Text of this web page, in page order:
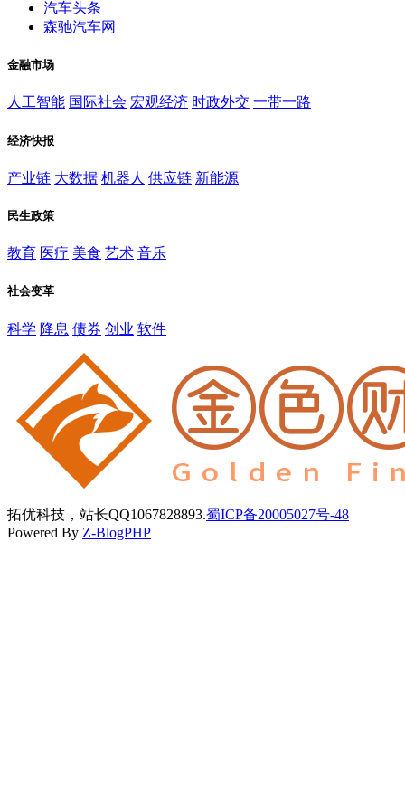
汽车头条
森驰汽车网
金融市场
人工智能 国际社会 宏观经济 时政外交 一带一路
经济快报
产业链 大数据 机器人 供应链 新能源
民生政策
教育 医疗 美食 艺术 音乐
社会变革
科学 降息 债券 创业 软件
拓优科技，站长QQ1067828893.蜀ICP备20005027号-48
Powered By Z-BlogPHP